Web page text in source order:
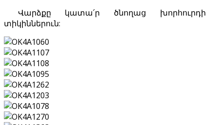
Վարձքը կատա՛ր ծնողաց խորհուրդի
տիկիններուն: